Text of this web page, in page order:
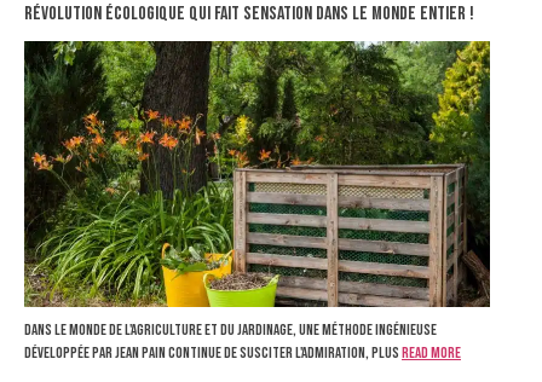
révolution écologique qui fait sensation dans le monde entier !
Dans le monde de l'agriculture et du jardinage, une méthode ingénieuse
développée par Jean Pain continue de susciter l'admiration, plusRead more